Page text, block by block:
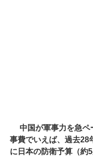
中国が軍事力を急ペ
事費でいえば、過去28
に日本の防衛予算（約